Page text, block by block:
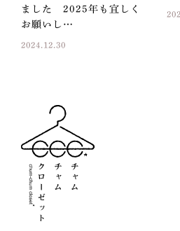
ました 2025年も宜しく
お願いし…
2024.12.30